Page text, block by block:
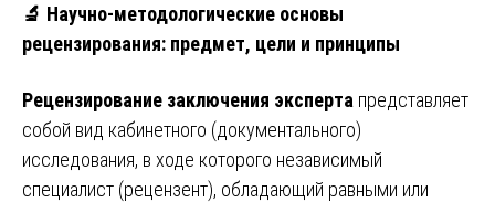
🔬 Научно-методологические основы
рецензирования: предмет, цели и принципы
Рецензирование заключения эксперта представляет
собой вид кабинетного (документального)
исследования, в ходе которого независимый
специалист (рецензент), обладающий равными или